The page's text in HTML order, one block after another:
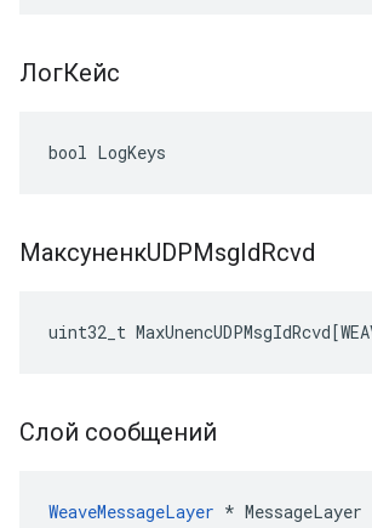
ЛогКейс
bool LogKeys
МаксуненкUDPMsgIdRcvd
uint32_t MaxUnencUDPMsgIdRcvd[
Слой сообщений
WeaveMessageLayer * MessageLayer